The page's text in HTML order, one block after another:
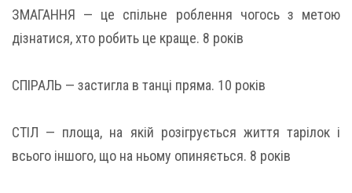
ЗМАГАННЯ — це спільне роблення чогось з метою
дізнатися, хто робить це краще. 8 років
СПІРАЛЬ — застигла в танці пряма. 10 років
СТІЛ — площа, на якій розігрується життя тарілок і
всього іншого, що на ньому опиняється. 8 років